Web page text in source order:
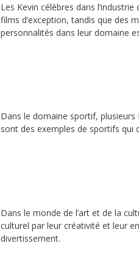
Les Kevin célèbres dans
films d’exception, tandis que des
personnalités dans leur domaine
Dans le domaine sportif,
sont des exemples de sportifs qui
Dans le monde de l’art et de la
culturel par leur créativité et leur
divertissement.